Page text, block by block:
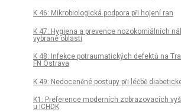
K 46: Mikrobiologická podpora při hojení ran
K 47: Hygiena a prevence nozokomiálních
vybrané oblasti
K 48: Infekce potraumatických defektů na
FN Ostrava
K 49: Nedoceněné postupy při léčbě
K1: Preference moderních zobrazovacích
u ICHDK